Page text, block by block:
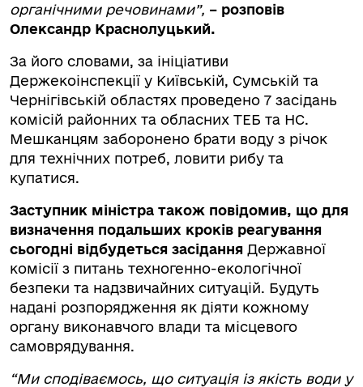
органічними речовинами”, – розповів
Олександр Краснолуцький.
За його словами, за ініціативи
Держекоінспекції у Київській, Сумській та
Чернігівській областях проведено 7 засідань
комісій районних та обласних ТЕБ та НС.
Мешканцям заборонено брати воду з річок
для технічних потреб, ловити рибу та
купатися.
Заступник міністра також повідомив, що для
визначення подальших кроків реагування
сьогодні відбудеться засідання Державної
комісії з питань техногенно-екологічної
безпеки та надзвичайних ситуацій. Будуть
надані розпорядження як діяти кожному
органу виконавчого влади та місцевого
самоврядування.
“Ми сподіваємось, що ситуація із якість води у